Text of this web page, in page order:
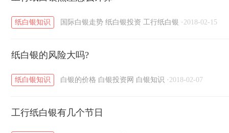
纸白银知识 国际白银走势 纸白银投资 工行纸白银 · 2018-02-15
纸白银的风险大吗?
纸白银知识 白银的价格 白银投资网 白银知识 · 2018-02-07
工行纸白银有几个节日